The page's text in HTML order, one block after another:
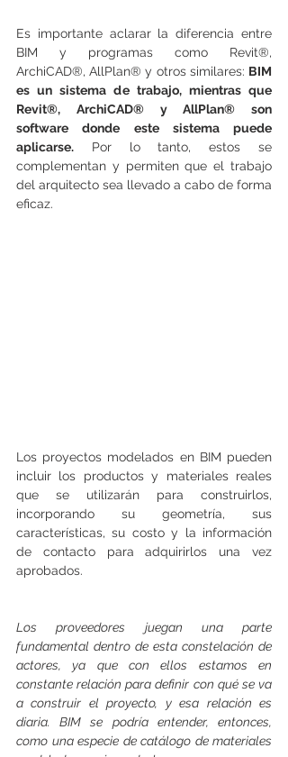
Es importante aclarar la diferencia entre
BIM y programas como Revit®,
ArchiCAD®, AllPlan® y otros similares: BIM
es un sistema de trabajo, mientras que
Revit®, ArchiCAD® y AllPlan® son
software donde este sistema puede
aplicarse. Por lo tanto, estos se
complementan y permiten que el trabajo
del arquitecto sea llevado a cabo de forma
eficaz.
Los proyectos modelados en BIM pueden
incluir los productos y materiales reales
que se utilizarán para construirlos,
incorporando su geometría, sus
características, su costo y la información
de contacto para adquirirlos una vez
aprobados.
Los proveedores juegan una parte
fundamental dentro de esta constelación de
actores, ya que con ellos estamos en
constante relación para definir con qué se va
a construir el proyecto, y esa relación es
diaria. BIM se podría entender, entonces,
como una especie de catálogo de materiales